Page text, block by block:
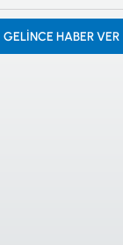
GELİNCE HABER VER